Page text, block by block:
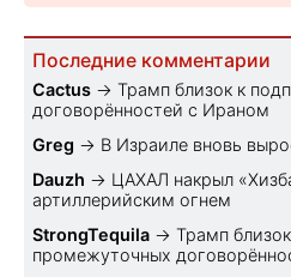
Последние комментарии
Cactus → Трамп близок к
договорённостей с Ираном
Greg → В Израиле вновь
Dauzh → ЦАХАЛ накрыл
артиллерийским огнем
StrongTequila → Трамп
промежуточных